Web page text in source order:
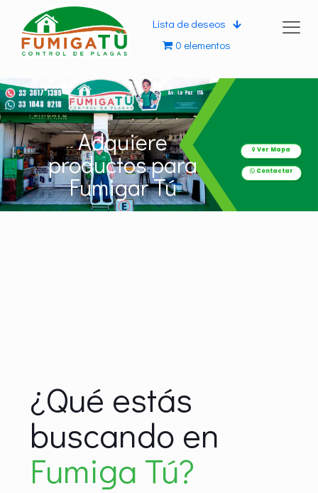
Lista de deseos
0 elementos
Adquiere
productos para
Fumigar Tú
Contactar
Ver Mapa
¿Qué estás
buscando en
Fumiga Tú?